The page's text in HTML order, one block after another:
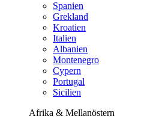
Spanien
Grekland
Kroatien
Italien
Albanien
Montenegro
Cypern
Portugal
Sicilien
Afrika & Mellanöstern